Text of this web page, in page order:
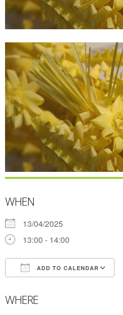
WHEN
13/04/2025
13:00 - 14:00
ADD TO CALENDAR
WHERE